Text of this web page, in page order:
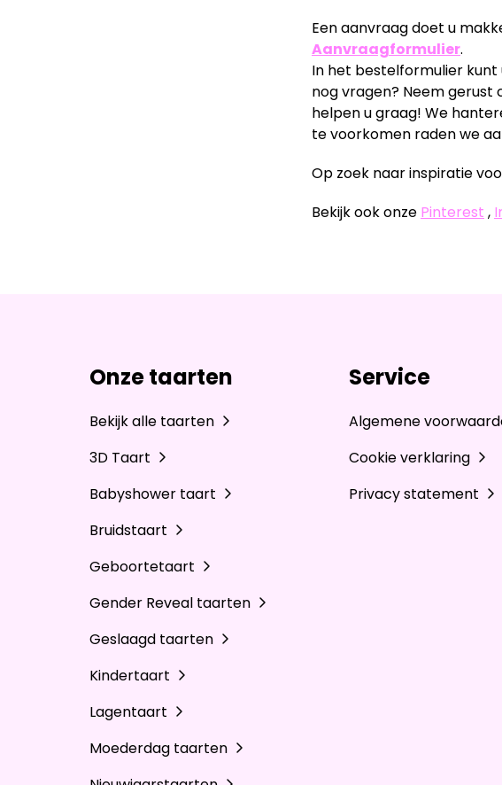
Een aanvraag doet u
Aanvraagformulier.
In het bestelformulier kunt
nog vragen? Neem
helpen u graag! We
te voorkomen raden we
Op zoek naar inspiratie
Bekijk ook onze Pinterest ,
Onze taarten
Bekijk alle taarten
3D Taart
Babyshower taart
Bruidstaart
Geboortetaart
Gender Reveal taarten
Geslaagd taarten
Kindertaart
Lagentaart
Moederdag taarten
Service
Algemene
Cookie verklaring
Privacy statement